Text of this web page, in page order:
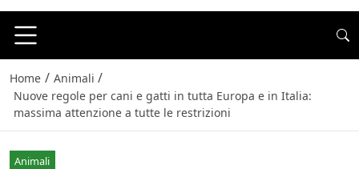
Home / Animali /
Nuove regole per cani e gatti in tutta Europa e in Italia:
massima attenzione a tutte le restrizioni
Animali